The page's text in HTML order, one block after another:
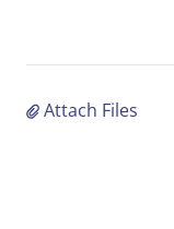
Attach Files